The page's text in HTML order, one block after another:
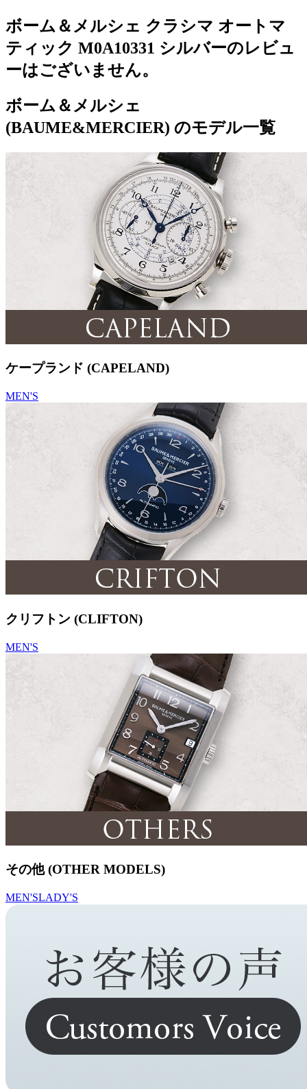
ボーム＆メルシェ クラシマ オートマ
ティック M0A10331 シルバーのレビュ
ーはございません。
ボーム＆メルシェ
(BAUME&MERCIER) のモデル一覧
ケープランド (CAPELAND)
MEN'S
クリフトン (CLIFTON)
MEN'S
その他 (OTHER MODELS)
MEN'SLADY'S